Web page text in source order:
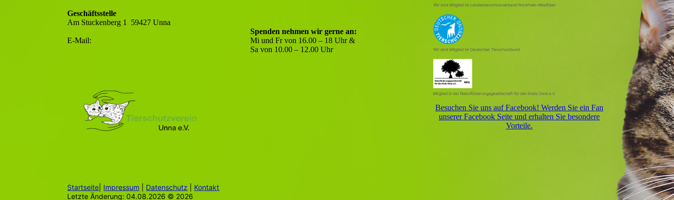
Geschäftsstelle
Am Stuckenberg 1 59427 Unna
E-Mail:
Spenden nehmen wir gerne an:
Mi und Fr von 16.00 – 18 Uhr &
Sa von 10.00 – 12.00 Uhr
Besuchen Sie uns auf Facebook! Werden Sie ein Fan
unserer Facebook Seite und erhalten Sie besondere
Vorteile.
Startseite Impressum Datenschutz
Kontakt
Letzte Änderung: 04.08.2026 © 2026